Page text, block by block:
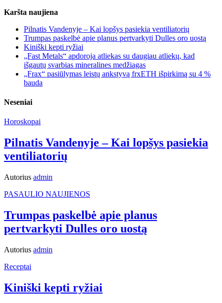
Karšta naujiena
Pilnatis Vandenyje – Kai lopšys pasiekia ventiliatorių
Trumpas paskelbė apie planus pertvarkyti Dulles oro uostą
Kiniški kepti ryžiai
„Fast Metals“ apdoroja atliekas su daugiau atliekų, kad
išgautų svarbias mineralines medžiagas
„Frax“ pasiūlymas leistų ankstyvą frxETH išpirkimą su 4 %
bauda
Neseniai
Horoskopai
Pilnatis Vandenyje – Kai lopšys pasiekia
ventiliatorių
Autorius admin
PASAULIO NAUJIENOS
Trumpas paskelbė apie planus
pertvarkyti Dulles oro uostą
Autorius admin
Receptai
Kiniški kepti ryžiai